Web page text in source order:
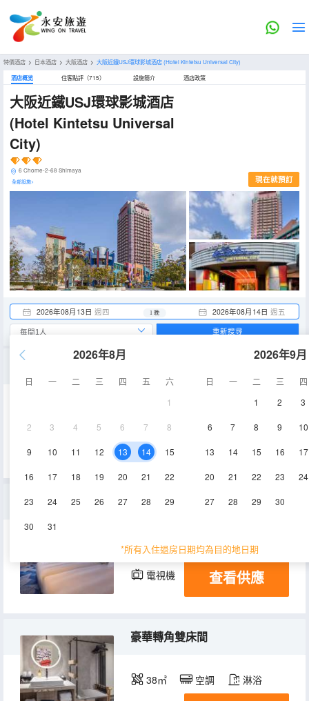
特價酒店 > 日本酒店 > 大阪酒店 > 大阪近鐵USJ環球影城酒店(Hotel Kintetsu Universal City)
酒店概览 住客點評（715） 設施簡介 酒店政策
大阪近鐵USJ環球影城酒店
(Hotel Kintetsu Universal
City)
6 Chome-2-68 Shimaya
全部設施> 現在就預訂
2026年08月13日 週四 2026年08月14日 週五
1 晚
2026年8月
日 一 二 三 四 五
六
1
2 3 4 5 6 7 8
9 10 11 12 13 14 15
16 17 18 19 20 21 22
23 24 25 26 27 28 29
30 31
2026年9月
日 一 二 三
四
1
2 3
6 7 8 9 10
13 14 15 16 17
20 21 22 23 24
27 28 29 30
*所有入住退房日期均為目的地日期
重新搜尋
淋浴
電視機
（禁煙）公園景休閒雙床房
21㎡ 空調 淋浴
電視機 冰箱
查看供應
豪華轉角雙床間
38㎡ 空調 淋浴